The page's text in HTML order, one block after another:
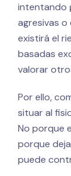
intentando
agresivas o
existirá el
basadas
valorar
Por ello,
situar al
No porque
porque
puede